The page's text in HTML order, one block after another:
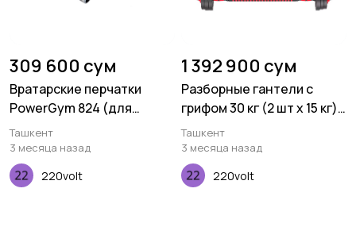
309 600 сум
Вратарские перчатки
PowerGym 824 (для
детей)
Ташкент
3 месяца назад
220volt
1 392 900 сум
Разборные гантели с
грифом 30 кг (2 шт х 15 кг)
A543
Ташкент
3 месяца назад
220volt